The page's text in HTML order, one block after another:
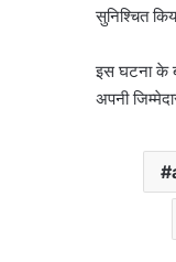
सुनिश्चित
इस घटना के
अपनी